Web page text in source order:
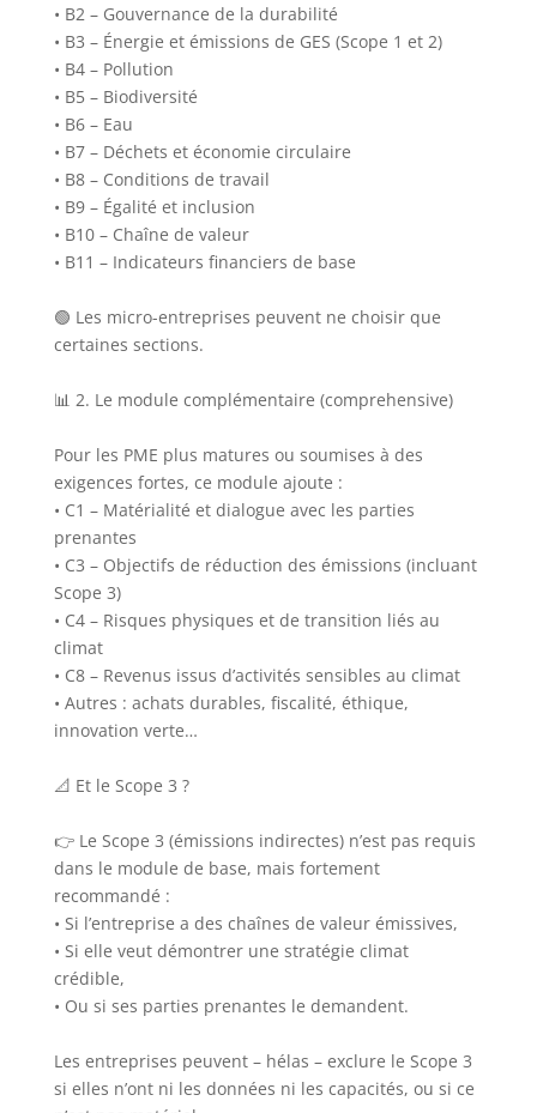
• B2 – Gouvernance de la durabilité
• B3 – Énergie et émissions de GES (Scope 1 et 2)
• B4 – Pollution
• B5 – Biodiversité
• B6 – Eau
• B7 – Déchets et économie circulaire
• B8 – Conditions de travail
• B9 – Égalité et inclusion
• B10 – Chaîne de valeur
• B11 – Indicateurs financiers de base
🟢 Les micro-entreprises peuvent ne choisir que
certaines sections.
📊 2. Le module complémentaire (comprehensive)
Pour les PME plus matures ou soumises à des
exigences fortes, ce module ajoute :
• C1 – Matérialité et dialogue avec les parties
prenantes
• C3 – Objectifs de réduction des émissions (incluant
Scope 3)
• C4 – Risques physiques et de transition liés au
climat
• C8 – Revenus issus d’activités sensibles au climat
• Autres : achats durables, fiscalité, éthique,
innovation verte…
📐 Et le Scope 3 ?
👉 Le Scope 3 (émissions indirectes) n’est pas requis
dans le module de base, mais fortement
recommandé :
• Si l’entreprise a des chaînes de valeur émissives,
• Si elle veut démontrer une stratégie climat
crédible,
• Ou si ses parties prenantes le demandent.
Les entreprises peuvent – hélas – exclure le Scope 3
si elles n’ont ni les données ni les capacités, ou si ce